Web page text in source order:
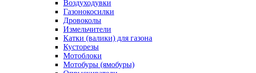
Воздуходувки
Газонокосилки
Дровоколы
Измельчители
Катки (валики) для газона
Кусторезы
Мотоблоки
Мотобуры (ямобуры)